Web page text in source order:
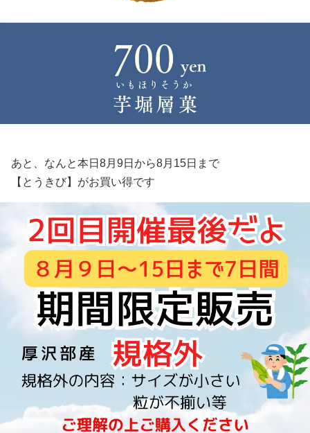
あと、なんと本日8月9日から8月15日まで
【とうきび】がお買い得です